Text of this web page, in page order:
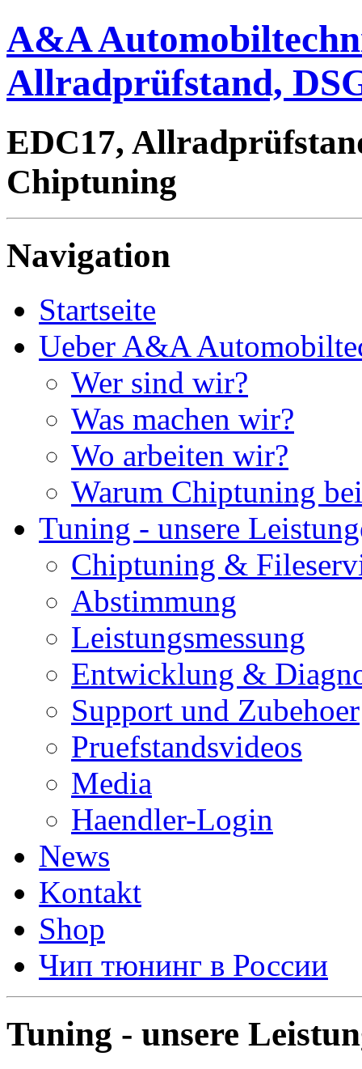
A&A
Allradprüfstand,
EDC17,
Chiptuning
Navigation
Startseite
Ueber A&A
Wer sind wir?
Was machen wir?
Wo arbeiten wir?
Warum Chiptuning
Tuning - unsere
Chiptuning &
Abstimmung
Leistungsmessung
Entwicklung &
Support und Zubehoer
Pruefstandsvideos
Media
Haendler-Login
News
Kontakt
Shop
Чип тюнинг в России
Tuning - unsere